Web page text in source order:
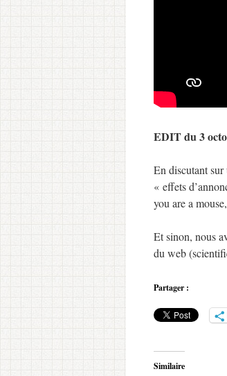
EDIT du 3
En discutant
« effets
you are a
Et sinon, nous
du web
Partager :
Similaire